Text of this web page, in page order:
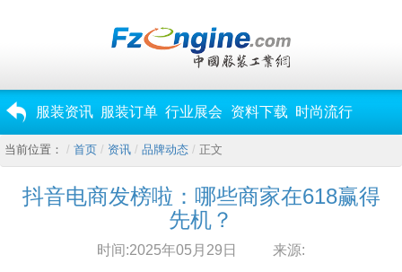
服装资讯 服装订单 行业展会 资料下载 时尚流行
当前位置： 首页 资讯 品牌动态 正文
抖音电商发榜啦：哪些商家在618赢得
先机？
时间:2025年05月29日 来源: